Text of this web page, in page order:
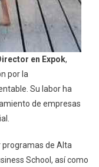
en Expok,
por la
Su labor ha
de empresas
de Alta
School, así como